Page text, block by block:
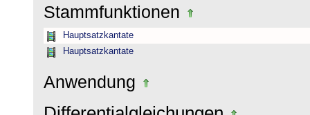
Stammfunktionen
Hauptsatzkantate
Hauptsatzkantate
Anwendung